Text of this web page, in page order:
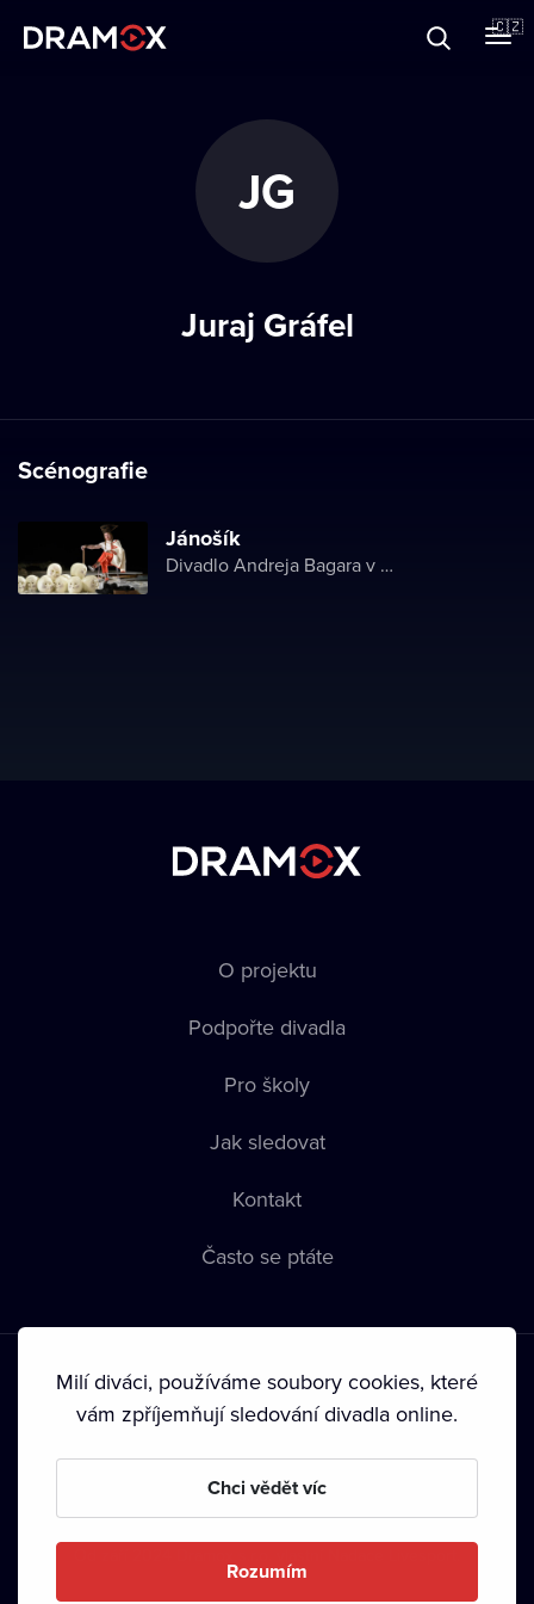
🇨🇿
JG
Juraj Gráfel
Scénografie
Jánošík
Divadlo Andreja Bagara v Nitre
O projektu
Podpořte divadla
Pro školy
Jak sledovat
Kontakt
Často se ptáte
Podmínky používání • Ochrana soukromí • Zásady používání
• Autorská práva•
Milí diváci, používáme soubory cookies, které
vám zpříjemňují sledování divadla online.
Chci vědět víc
Rozumím